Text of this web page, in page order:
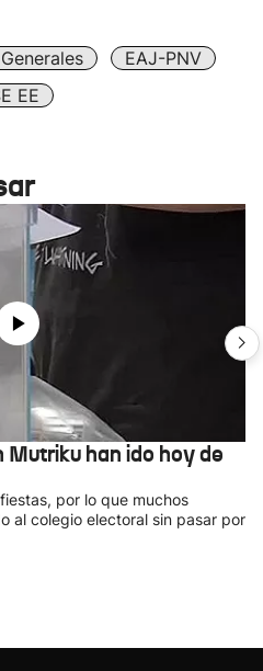
EAJ-PNV
EE
han ido hoy de
por lo que muchos
al colegio electoral sin pasar por